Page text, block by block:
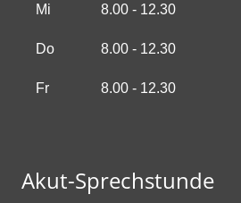
Mi 8.00 - 12.30
Do 8.00 - 12.30
Fr 8.00 - 12.30
Akut-Sprechstunde